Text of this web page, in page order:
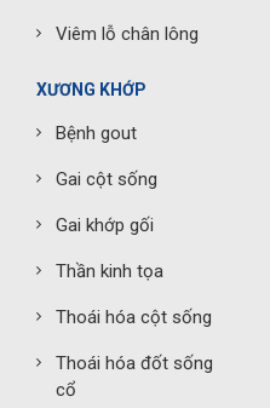
Viêm lỗ chân lông
XƯƠNG KHỚP
Bệnh gout
Gai cột sống
Gai khớp gối
Thần kinh tọa
Thoái hóa cột sống
Thoái hóa đốt sống
cổ